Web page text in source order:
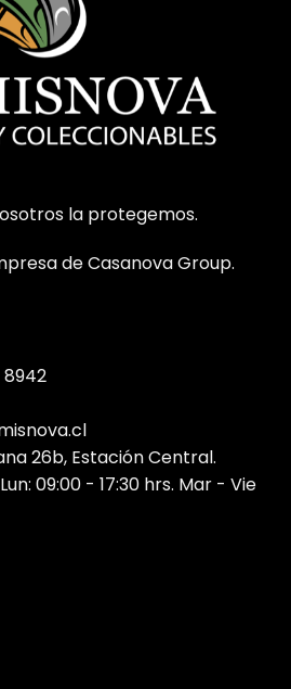
la protegemos.
de Casanova Group.
8942
26b, Estación Central.
09:00 - 17:30 hrs. Mar - Vie